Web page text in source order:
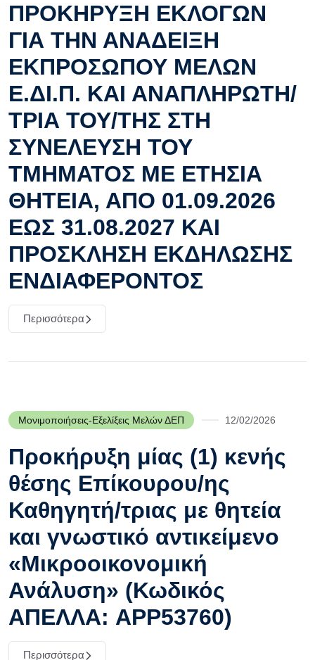
ΠΡΟΚΗΡΥΞΗ ΕΚΛΟΓΩΝ
ΓΙΑ ΤΗΝ ΑΝΑΔΕΙΞΗ
ΕΚΠΡΟΣΩΠΟΥ ΜΕΛΩΝ
Ε.ΔΙ.Π. ΚΑΙ ΑΝΑΠΛΗΡΩΤΗ/
ΤΡΙΑ ΤΟΥ/ΤΗΣ ΣΤΗ
ΣΥΝΕΛΕΥΣΗ ΤΟΥ
ΤΜΗΜΑΤΟΣ ΜΕ ΕΤΗΣΙΑ
ΘΗΤΕΙΑ, ΑΠΟ 01.09.2026
ΕΩΣ 31.08.2027 ΚΑΙ
ΠΡΟΣΚΛΗΣΗ ΕΚΔΗΛΩΣΗΣ
ΕΝΔΙΑΦΕΡΟΝΤΟΣ
Περισσότερα
Μονιμοποιήσεις-Εξελίξεις Μελών ΔΕΠ 12/02/2026
Προκήρυξη μίας (1) κενής
θέσης Επίκουρου/ης
Καθηγητή/τριας με θητεία
και γνωστικό αντικείμενο
«Μικροοικονομική
Ανάλυση» (Κωδικός
ΑΠΕΛΛΑ: APP53760)
Περισσότερα